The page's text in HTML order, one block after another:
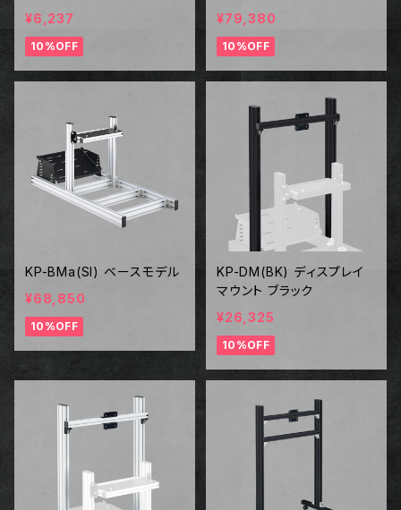
ーキットグレー）
¥6,237
10%OFF
¥79,380
10%OFF
KP-BMa(SI) ベースモデル
¥68,850
10%OFF
KP-DM(BK) ディスプレイ
マウント ブラック
¥26,325
10%OFF